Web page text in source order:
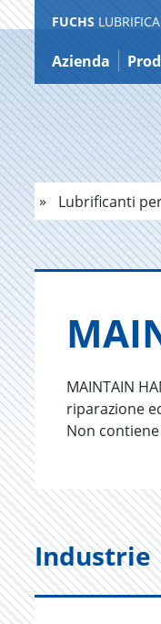
Salta
al
contenuto
FUCHS
Azienda
Lubrificanti
MAINTAIN
riparazione
Non
Industrie